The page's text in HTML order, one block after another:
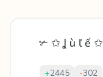
✃ ✩ Ʝ ù ľ ế ✩
+2445 -302